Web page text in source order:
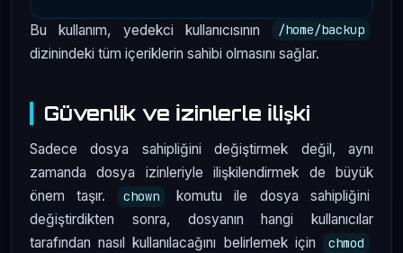
Bu kullanım, yedekci kullanıcısının /home/backup
dizinindeki tüm içeriklerin sahibi olmasını sağlar.
Güvenlik ve İzinlerle İlişki
Sadece dosya sahipliğini değiştirmek değil, aynı
zamanda dosya izinleriyle ilişkilendirmek de büyük
önem taşır.
chown
komutu ile dosya sahipliğini
değiştirdikten sonra, dosyanın hangi kullanıcılar
tarafından nasıl kullanılacağını belirlemek için
chmod